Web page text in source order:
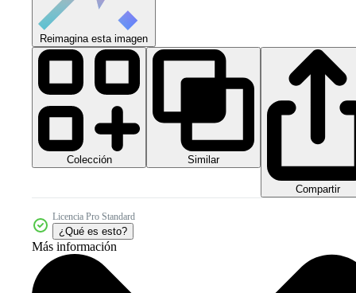
Reimagina esta imagen
Colección Similar
Compartir
Licencia Pro Standard
¿Qué es esto?
Más información